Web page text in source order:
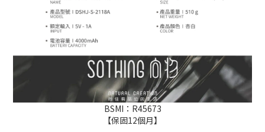
BSMI：R45673
【保固12個月】